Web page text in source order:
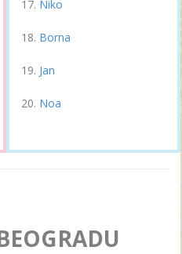
Niko
Borna
Jan
Noa